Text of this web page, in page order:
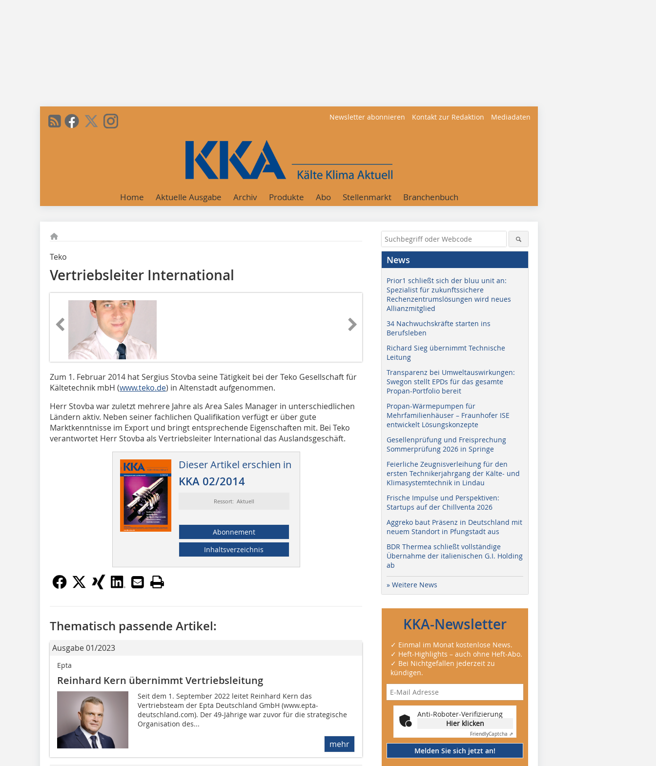
Newsletter abonnieren Kontakt zur Redaktion Mediadaten
Home Aktuelle Ausgabe Archiv Produkte Abo Stellenmarkt Branchenbuch
Teko
Vertriebsleiter International
Zum 1. Februar 2014 hat Sergius Stovba seine Tätigkeit bei der Teko Gesellschaft für
Kältetechnik mbH (www.teko.de) in Altenstadt aufgenommen.
Herr Stovba war zuletzt mehrere Jahre als Area Sales Manager in unterschiedlichen
Ländern aktiv. Neben seiner fachlichen Qualifikation verfügt er über gute
Marktkenntnisse im Export und bringt entsprechende Eigenschaften mit. Bei Teko
verantwortet Herr Stovba als Vertriebsleiter International das Auslandsgeschäft.
Dieser Artikel erschien in
KKA 02/2014
Ressort: Aktuell
Abonnement
Inhaltsverzeichnis
Thematisch passende Artikel:
Ausgabe 01/2023
Epta
Reinhard Kern übernimmt Vertriebsleitung
Seit dem 1. September 2022 leitet Reinhard Kern das
Vertriebsteam der Epta Deutschland GmbH (www.epta-
deutschland.com). Der 49-Jährige war zuvor für die strategische
Organisation des...
mehr
News
Prior1 schließt sich der bluu unit an:
Spezialist für zukunftssichere
Rechenzentrumslösungen wird neues
Allianzmitglied
34 Nachwuchskräfte starten ins
Berufsleben
Richard Sieg übernimmt Technische
Leitung
Transparenz bei Umweltauswirkungen:
Swegon stellt EPDs für das gesamte
Propan-Portfolio bereit
Propan-Wärmepumpen für
Mehrfamilienhäuser – Fraunhofer ISE
entwickelt Lösungskonzepte
Gesellenprüfung und Freisprechung
Sommerprüfung 2026 in Springe
Feierliche Zeugnisverleihung für den
ersten Technikerjahrgang der Kälte- und
Klimasystemtechnik in Lindau
Frische Impulse und Perspektiven:
Startups auf der Chillventa 2026
Aggreko baut Präsenz in Deutschland mit
neuem Standort in Pfungstadt aus
BDR Thermea schließt vollständige
Übernahme der italienischen G.I. Holding
ab
» Weitere News
KKA-Newsletter
✓ Einmal im Monat kostenlose News.
✓ Heft-Highlights – auch ohne Heft-Abo.
✓ Bei Nichtgefallen jederzeit zu
kündigen.
Anti-Roboter-Verifizierung
Hier klicken
FriendlyCaptcha ⇗
Melden Sie sich jetzt an!